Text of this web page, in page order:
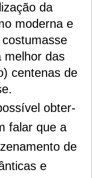
da
moderna e
costumasse
melhor das
centenas de
obter-
falar que a
de
e